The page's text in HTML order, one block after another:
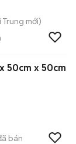
Trung mới)
50cm x 50cm
bán